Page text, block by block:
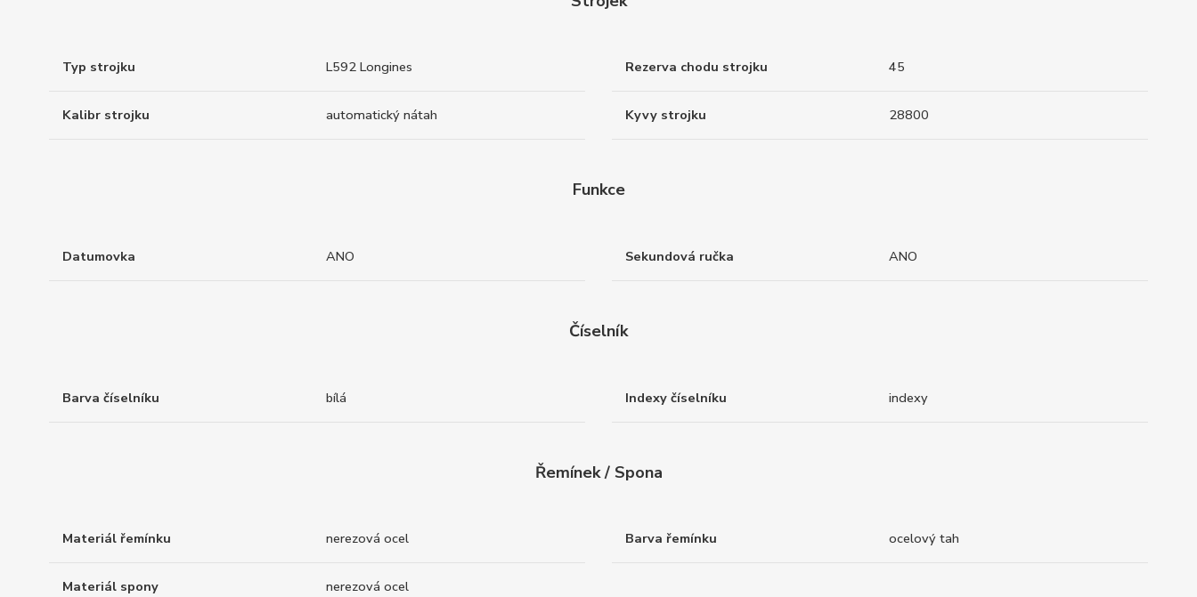
Typ strojku L592 Longines Rezerva chodu strojku 45
Kalibr strojku automatický nátah Kyvy strojku 28800
Funkce
Datumovka ANO Sekundová ručka ANO
Číselník
Barva číselníku bílá Indexy číselníku indexy
Řemínek / Spona
Materiál řemínku nerezová ocel Barva řemínku ocelový tah
Materiál spony nerezová ocel